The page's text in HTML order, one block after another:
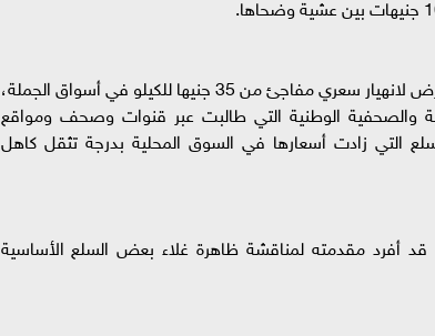
وأكد تجار جملة، في تصريحات لموقع «الأرض»، أن البصل تعرض لانهيار سعري مفاجئ من 35 جنيها للكيلو في أسواق الجملة،
والصحفية الوطنية التي طالبت عبر قنوات وصحف ومواقع
زادت أسعارها في السوق المحلية بدرجة تثقل كاهل
قد أفرد مقدمته لمناقشة ظاهرة غلاء بعض السلع الأساسية